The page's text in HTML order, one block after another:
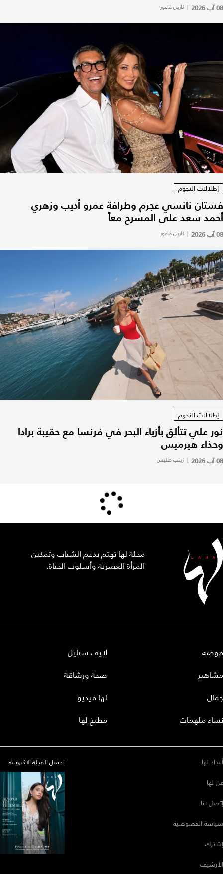
08 آب 2026 | كارين فاعور
إطلالات النجوم
فستان نانسي عجرم وطرافة عمرو أديب وزهري
أحمد سعد على المسرح معاً
08 آب 2026 | كارين فاعور
إطلالات النجوم
نور علي تتألق بأزياء البحر في فرنسا مع حقيبة برادا
وحذاء هيرميس
08 آب 2026 | زينب طليس
مجلة لها تهتم بدعم الشباب وتمكين
المرأة العصرية وأسلوب الحياة.
موضة
مشاهير
جمال
نساء ملهمات
لايف ستايل
صحة ورشاقة
لها فيديو
مطبخ لها
أعداد لها
عن لها
إتصل بنا
سياسة الخصوصية
إشترك
الأرشيف
تحميل المجلة الاكترونية